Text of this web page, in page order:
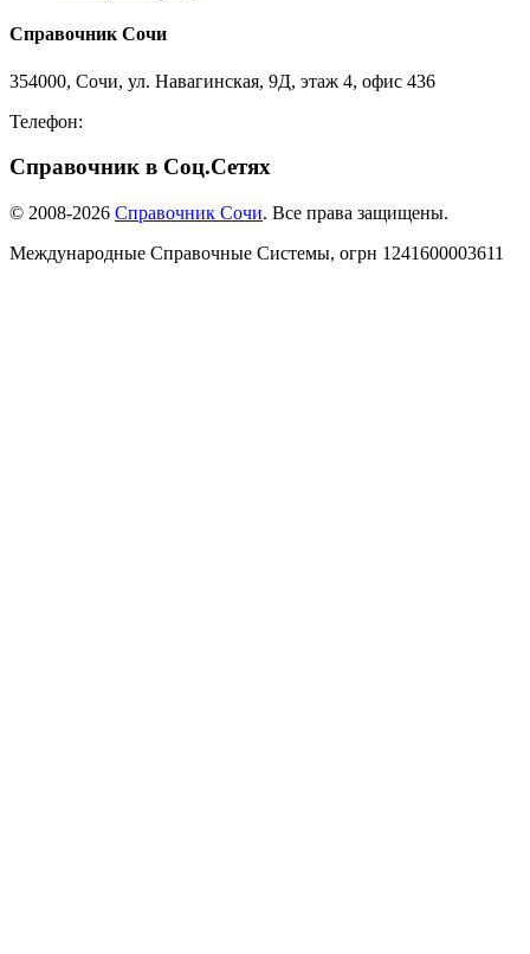
Справочник Сочи
354000, Сочи, ул. Навагинская, 9Д, этаж 4, офис 436
Телефон:
Справочник в Соц.Сетях
© 2008-2026 Справочник Сочи. Все права защищены.
Международные Справочные Системы, огрн 1241600003611